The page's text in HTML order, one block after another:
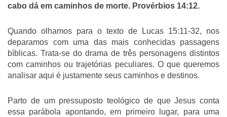
cabo dá em caminhos de morte. Provérbios 14:12.
Quando olhamos para o texto de Lucas 15:11-32, nos
deparamos com uma das mais conhecidas passagens
bíblicas. Trata-se do drama de três personagens distintos
com caminhos ou trajetórias peculiares. O que queremos
analisar aqui é justamente seus caminhos e destinos.
Parto de um pressuposto teológico de que Jesus conta
essa parábola apontando, em primeiro lugar, para uma